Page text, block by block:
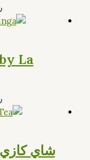
La
شاي كازي